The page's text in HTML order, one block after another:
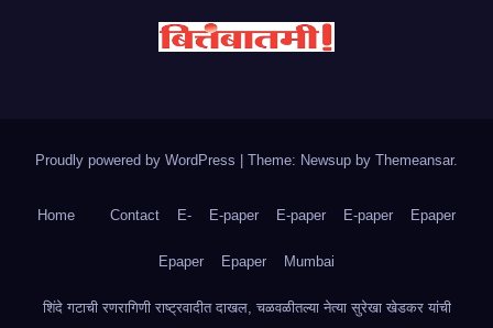
Proudly powered by WordPress | Theme: Newsup by Themeansar.
Home Contact E- E-paper E-paper E-paper Epaper
Epaper Epaper Mumbai
शिंदे गटाची रणरागिणी राष्ट्रवादीत दाखल, चळवळीतल्या नेत्या सुरेखा खेडकर यांची